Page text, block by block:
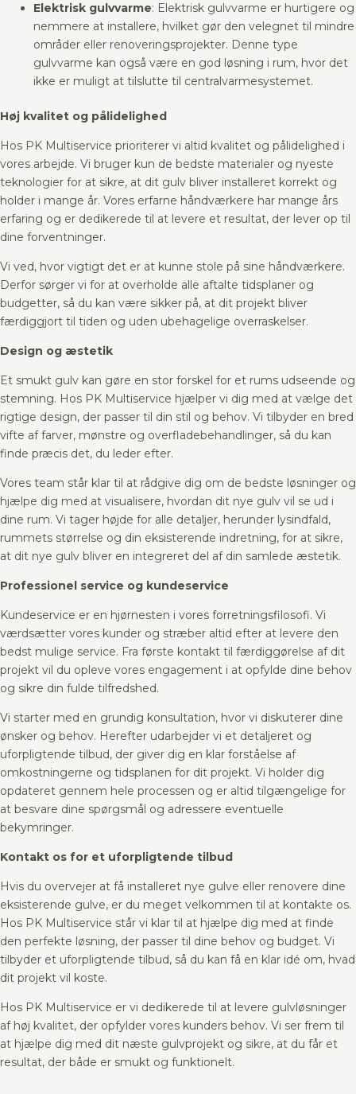
Elektrisk gulvvarme: Elektrisk gulvvarme er hurtigere og
nemmere at installere, hvilket gør den velegnet til mindre
områder eller renoveringsprojekter. Denne type
gulvvarme kan også være en god løsning i rum, hvor det
ikke er muligt at tilslutte til centralvarmesystemet.
Høj kvalitet og pålidelighed
Hos PK Multiservice prioriterer vi altid kvalitet og pålidelighed i
vores arbejde. Vi bruger kun de bedste materialer og nyeste
teknologier for at sikre, at dit gulv bliver installeret korrekt og
holder i mange år. Vores erfarne håndværkere har mange års
erfaring og er dedikerede til at levere et resultat, der lever op til
dine forventninger.
Vi ved, hvor vigtigt det er at kunne stole på sine håndværkere.
Derfor sørger vi for at overholde alle aftalte tidsplaner og
budgetter, så du kan være sikker på, at dit projekt bliver
færdiggjort til tiden og uden ubehagelige overraskelser.
Design og æstetik
Et smukt gulv kan gøre en stor forskel for et rums udseende og
stemning. Hos PK Multiservice hjælper vi dig med at vælge det
rigtige design, der passer til din stil og behov. Vi tilbyder en bred
vifte af farver, mønstre og overfladebehandlinger, så du kan
finde præcis det, du leder efter.
Vores team står klar til at rådgive dig om de bedste løsninger og
hjælpe dig med at visualisere, hvordan dit nye gulv vil se ud i
dine rum. Vi tager højde for alle detaljer, herunder lysindfald,
rummets størrelse og din eksisterende indretning, for at sikre,
at dit nye gulv bliver en integreret del af din samlede æstetik.
Professionel service og kundeservice
Kundeservice er en hjørnesten i vores forretningsfilosofi. Vi
værdsætter vores kunder og stræber altid efter at levere den
bedst mulige service. Fra første kontakt til færdiggørelse af dit
projekt vil du opleve vores engagement i at opfylde dine behov
og sikre din fulde tilfredshed.
Vi starter med en grundig konsultation, hvor vi diskuterer dine
ønsker og behov. Herefter udarbejder vi et detaljeret og
uforpligtende tilbud, der giver dig en klar forståelse af
omkostningerne og tidsplanen for dit projekt. Vi holder dig
opdateret gennem hele processen og er altid tilgængelige for
at besvare dine spørgsmål og adressere eventuelle
bekymringer.
Kontakt os for et uforpligtende tilbud
Hvis du overvejer at få installeret nye gulve eller renovere dine
eksisterende gulve, er du meget velkommen til at kontakte os.
Hos PK Multiservice står vi klar til at hjælpe dig med at finde
den perfekte løsning, der passer til dine behov og budget. Vi
tilbyder et uforpligtende tilbud, så du kan få en klar idé om, hvad
dit projekt vil koste.
Hos PK Multiservice er vi dedikerede til at levere gulvløsninger
af høj kvalitet, der opfylder vores kunders behov. Vi ser frem til
at hjælpe dig med dit næste gulvprojekt og sikre, at du får et
resultat, der både er smukt og funktionelt.